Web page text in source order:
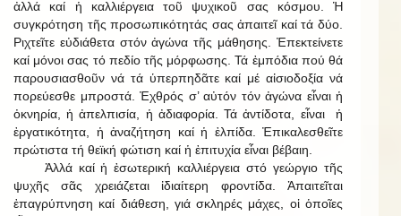
ἀλλά καί ἡ καλλιέργεια τοῦ ψυχικοῦ σας κόσμου. Ἡ
συγκρότηση τῆς προσωπικότητάς σας ἀπαιτεῖ καί τά δύο.
Ριχτεῖτε εὐδιάθετα στόν ἀγώνα τῆς μάθησης. Ἐπεκτείνετε
καί μόνοι σας τό πεδίο τῆς μόρφωσης. Τά ἐμπόδια πού θά
παρουσιασθοῦν νά τά ὑπερπηδᾶτε καί μέ αἰσιοδοξία νά
πορεύεσθε μπροστά. Ἐχθρός σ’ αὐτόν τόν ἀγώνα εἶναι ἡ
ὀκνηρία, ἡ ἀπελπισία, ἡ ἀδιαφορία. Τά ἀντίδοτα, εἶναι ἡ
ἐργατικότητα, ἡ ἀναζήτηση καί ἡ ἐλπίδα. Ἐπικαλεσθεῖτε
πρώτιστα τή θεϊκή φώτιση καί ἡ ἐπιτυχία εἶναι βέβαιη.
Ἀλλά καί ἡ ἐσωτερική καλλιέργεια στό γεώργιο τῆς
ψυχῆς σᾶς χρειάζεται ἰδιαίτερη φροντίδα. Ἀπαιτεῖται
ἐπαγρύπνηση καί διάθεση, γιά σκληρές μάχες, οἱ ὁποῖες